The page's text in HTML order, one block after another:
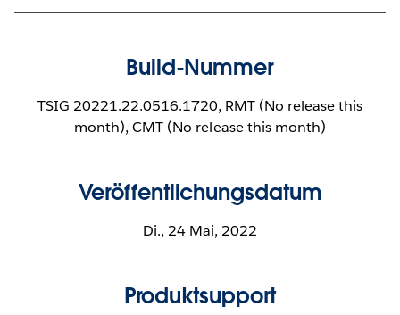
Build-Nummer
TSIG 20221.22.0516.1720, RMT (No release this
month), CMT (No release this month)
Veröffentlichungsdatum
Di., 24 Mai, 2022
Produktsupport